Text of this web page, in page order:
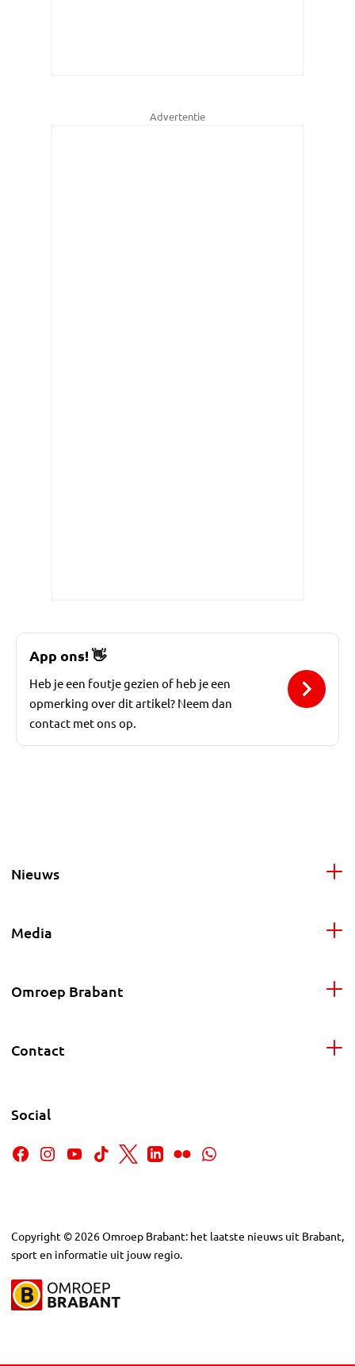
Advertentie
App ons! 👋
Heb je een foutje gezien of heb je een
opmerking over dit artikel? Neem dan
contact met ons op.
Nieuws
Media
Omroep Brabant
Contact
Social
Copyright © 2026Omroep Brabant: het laatste nieuws uit Brabant,
sport en informatie uit jouw regio.